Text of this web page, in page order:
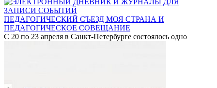
ПЕДАГОГИЧЕСКИЙ СЪЕЗД МОЯ СТРАНА И
ПЕДАГОГИЧЕСКОЕ СОВЕЩАНИЕ
С 20 по 23 апреля в Санкт-Петербурге состоялось одно